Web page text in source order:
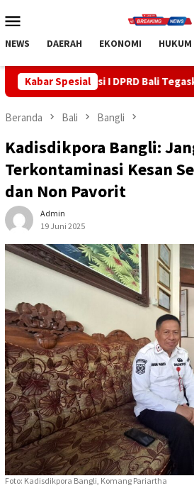
ke
Mobile
NEWS DAERAH EKONOMI HUKUM
Kabar Spesial
Bali Tegaskan Tak Ada Indikasi
Beranda Bali Bangli
Kadisdikpora Bangli:
Terkontaminasi Kesan
dan Non Pavorit
Admin
19 Juni 2025
Foto: Kadisdikpora Bangli, Komang Pariartha